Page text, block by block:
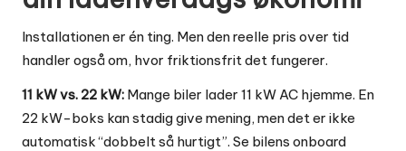
Installationen er én ting. Men den reelle pris over tid
handler også om, hvor friktionsfrit det fungerer.
11 kW vs. 22 kW: Mange biler lader 11 kW AC hjemme. En
22 kW-boks kan stadig give mening, men det er ikke
automatisk “dobbelt så hurtigt”. Se bilens onboard